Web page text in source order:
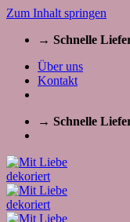
Zum Inhalt springen
→ Schnelle
Über uns
Kontakt
→ Schnelle